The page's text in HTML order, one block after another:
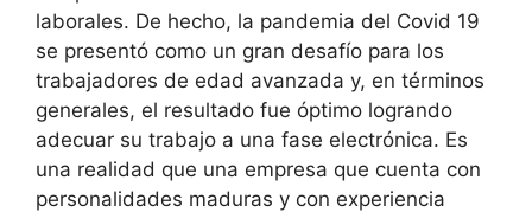
laborales. De hecho, la pandemia del Covid 19
se presentó como un gran desafío para los
trabajadores de edad avanzada y, en términos
generales, el resultado fue óptimo logrando
adecuar su trabajo a una fase electrónica. Es
una realidad que una empresa que cuenta con
personalidades maduras y con experiencia